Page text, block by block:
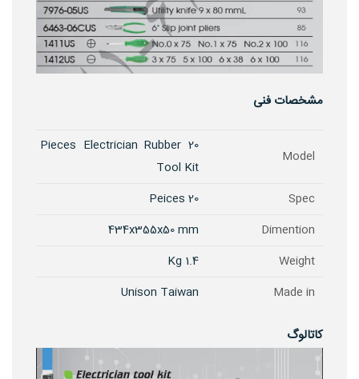
مشخصات فنی
Model
20 Pieces Electrician Rubber
Tool Kit
Spec
20 Peices
Dimention
434x355x50 mm
Weight
1.4 Kg
Made in
Unison Taiwan
کاتالوگ